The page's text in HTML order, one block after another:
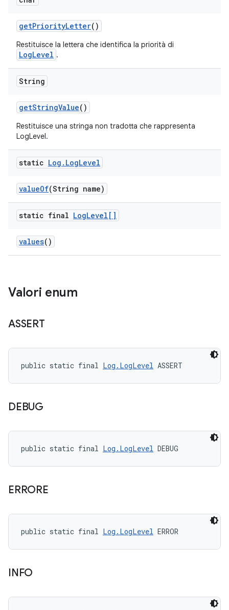
getPriorityLetter()
Restituisce la lettera che identifica la priorità di
LogLevel .
String
getStringValue()
Restituisce una stringa non tradotta che rappresenta
LogLevel.
static Log . LogLevel
valueOf(String name)
static final LogLevel[]
values()
Valori enum
ASSERT
public static final Log.LogLevel ASSERT
DEBUG
public static final Log.LogLevel DEBUG
ERRORE
public static final Log.LogLevel ERROR
INFO